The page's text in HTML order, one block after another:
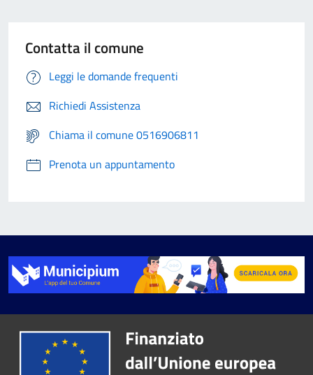
Contatta il comune
Leggi le domande frequenti
Richiedi Assistenza
Chiama il comune 0516906811
Prenota un appuntamento